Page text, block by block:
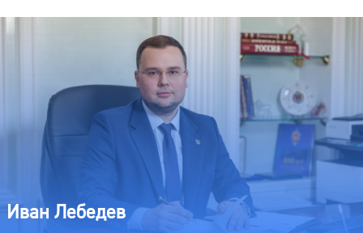
Иван Лебедев